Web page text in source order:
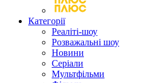
Категорії
Реаліті-шоу
Розважальні шоу
Новини
Серіали
Мультфільми